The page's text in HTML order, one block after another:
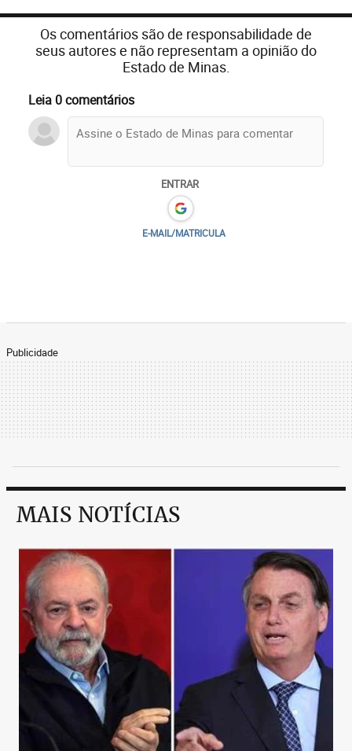
Os comentários são de responsabilidade de
seus autores e não representam a opinião do
Estado de Minas.
Leia 0 comentários
ENTRAR
E-MAIL/MATRICULA
Publicidade
MAIS NOTÍCIAS